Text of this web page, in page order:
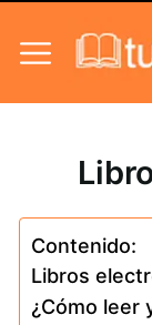
Contenido:
Libros
¿Cómo leer